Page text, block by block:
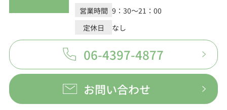
営業時間 9：30～21：00
定休日
なし
06-4397-4877
お問い合わせ